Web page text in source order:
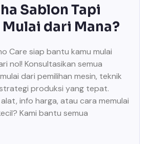
Sablon Tapi
dari Mana?
Care siap bantu kamu mulai
nol! Konsultasikan semua
dari pemilihan mesin, teknik
produksi yang tepat.
info harga, atau cara memulai
Kami bantu semua